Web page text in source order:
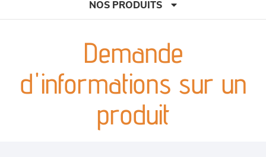
NOS PRODUITS
canapés et fauteuils
séjours
meubles de complément
Demande
d'informations sur un
produit